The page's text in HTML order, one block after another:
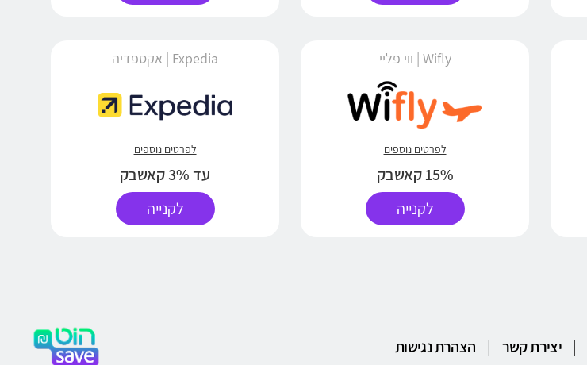
Wifly | ווי פליי
לפרטים נוספים
15% קאשבק
לקנייה
Expedia | אקספדיה
לפרטים נוספים
עד 3% קאשבק
לקנייה
| יצירת קשר | הצהרת נגישות